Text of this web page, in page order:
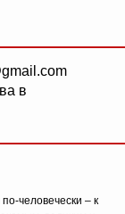
в
человечески – к